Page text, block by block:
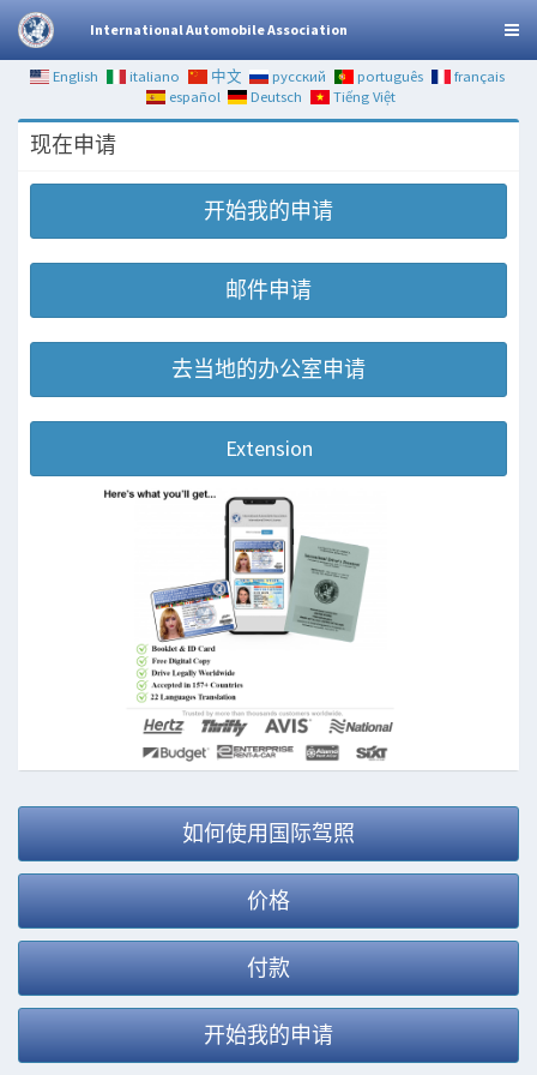
International Automobile Association
English italiano 中文 русский português
français
español
Deutsch Tiếng Việt
现在申请
开始我的申请
邮件申请
去当地的办公室申请
Extension
如何使用国际驾照
价格
付款
开始我的申请